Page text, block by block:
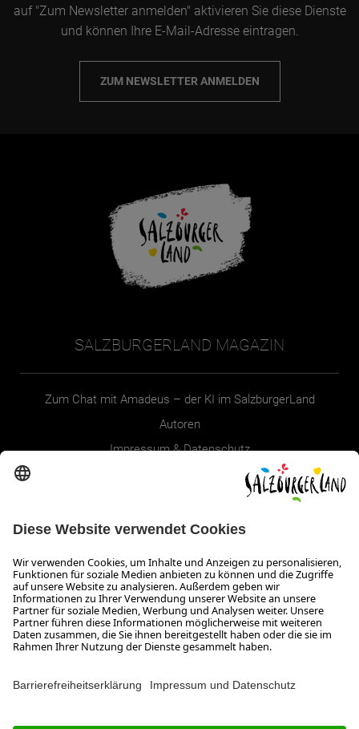
auf "Zum Newsletter anmelden" aktivieren Sie diese Dienste
und können Ihre E-Mail-Adresse eintragen.
ZUM NEWSLETTER ANMELDEN
SALZBURGERLAND MAGAZIN
Zum Chat mit Amadeus – der KI im SalzburgerLand
Autoren
Impressum & Datenschutz
Erklärung zur Barrierefreiheit Magazin
SALZBURGERLAND
Infos zum Urlaub im SalzburgerLand
Veranstaltungen im SalzburgerLand
Aktuelle Urlaubsangebote
Presse